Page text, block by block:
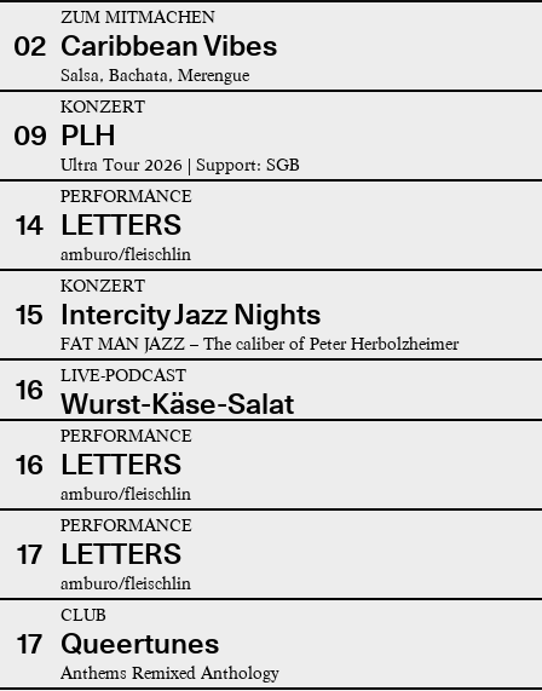
02
ZUM MITMACHEN
Caribbean Vibes
Salsa, Bachata, Merengue
09
KONZERT
PLH
Ultra Tour 2026 | Support: SGB
14
PERFORMANCE
LETTERS
amburo/fleischlin
15
KONZERT
Intercity Jazz Nights
FAT MAN JAZZ – The caliber of Peter Herbolzheimer
16 LIVE-PODCAST
Wurst-Käse-Salat
16
PERFORMANCE
LETTERS
amburo/fleischlin
17
PERFORMANCE
LETTERS
amburo/fleischlin
17
CLUB
Queertunes
Anthems Remixed Anthology